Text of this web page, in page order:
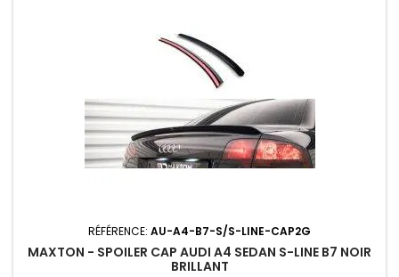
RÉFÉRENCE: AU-A4-B7-S/S-LINE-CAP2G
MAXTON - SPOILER CAP AUDI A4 SEDAN S-LINE B7 NOIR
BRILLANT